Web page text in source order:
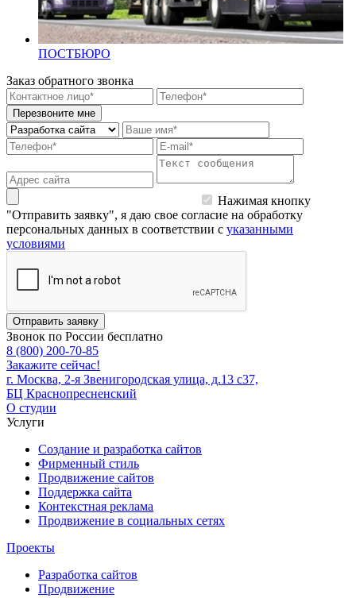
ПОСТБЮРО
Заказ обратного звонка
Перезвоните мне
Нажимая кнопку
"Отправить заявку", я даю свое согласие на обработку
персональных данных в соответствии с указанными
условиями
Отправить заявку
Звонок по России бесплатно
8 (800) 200-70-85
Закажите сейчас!
г. Москва, 2-я Звенигородская улица, д.13 с37,
БЦ Краснопресненский
О студии
Услуги
Создание и разработка сайтов
Фирменный стиль
Продвижение сайтов
Поддержка сайта
Контекстная реклама
Продвижение в социальных сетях
Проекты
Разработка сайтов
Продвижение